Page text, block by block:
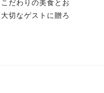
だわりの美食とお
切なゲストに贈ろ